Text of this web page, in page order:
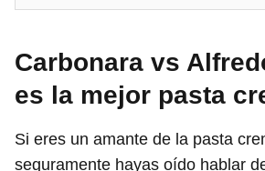
Carbonara vs
es la mejor pasta
Si eres un amante de la pasta
seguramente hayas oído hablar